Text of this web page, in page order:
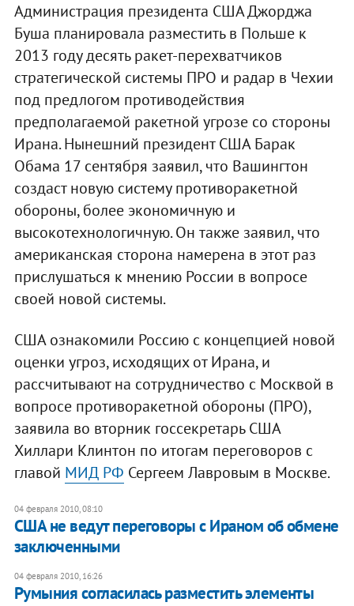
Администрация президента США Джорджа
Буша планировала разместить в Польше к
2013 году десять ракет-перехватчиков
стратегической системы ПРО и радар в Чехии
под предлогом противодействия
предполагаемой ракетной угрозе со стороны
Ирана. Нынешний президент США Барак
Обама 17 сентября заявил, что Вашингтон
создаст новую систему противоракетной
обороны, более экономичную и
высокотехнологичную. Он также заявил, что
американская сторона намерена в этот раз
прислушаться к мнению России в вопросе
своей новой системы.
США ознакомили Россию с концепцией новой
оценки угроз, исходящих от Ирана, и
рассчитывают на сотрудничество с Москвой в
вопросе противоракетной обороны (ПРО),
заявила во вторник госсекретарь США
Хиллари Клинтон по итогам переговоров с
главой МИД РФ Сергеем Лавровым в Москве.
04 февраля 2010, 08:10
США не ведут переговоры с Ираном об обмене
заключенными
04 февраля 2010, 16:26
Румыния согласилась разместить элементы